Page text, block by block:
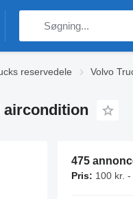
reservedele Volvo
aircondition
475
Pris: 100 kr. -